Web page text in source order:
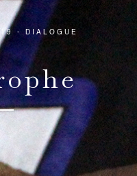
- DIALOGUE